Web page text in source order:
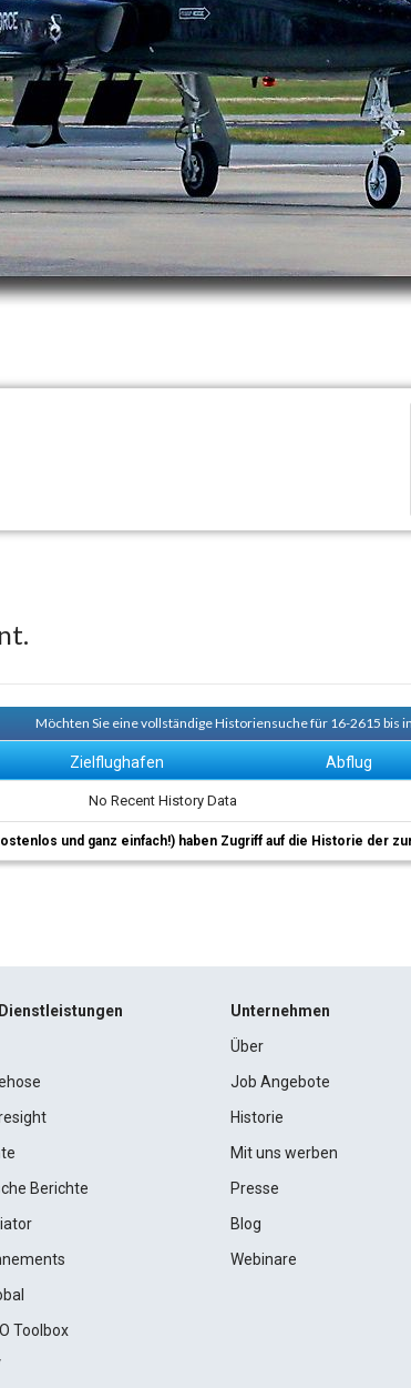
Möchten Sie eine vollständige Historiensuche für 16-2615 bis
Zielflughafen Abflug
No Recent History Data
und ganz einfach!) haben Zugriff auf die Historie der
Berichte
Toolbox
Unternehmen
Über
Job Angebote
Historie
Mit uns werben
Presse
Blog
Webinare